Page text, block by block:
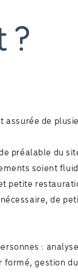
?
assurée de
préalable du
soient
petite
de
:
formé, gestion